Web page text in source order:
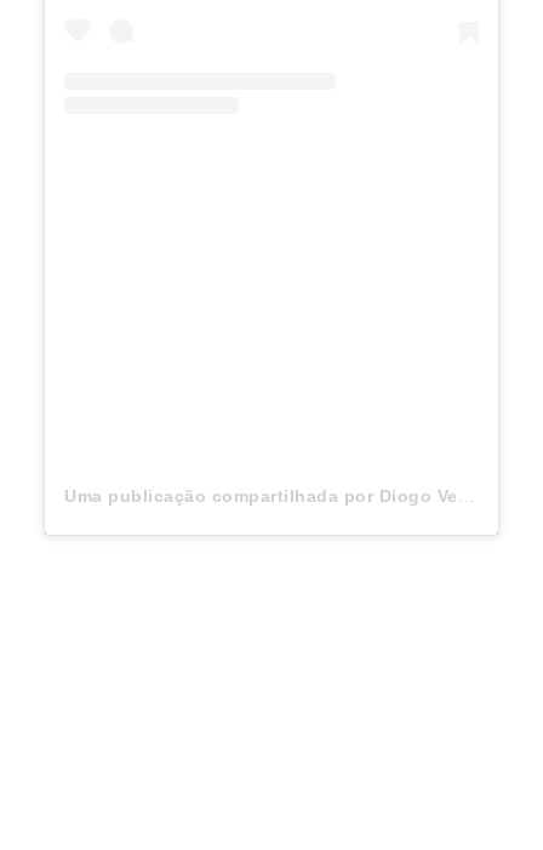
Uma publicação compartilhada por Diogo Venturieri (@eudiogoventurieri)